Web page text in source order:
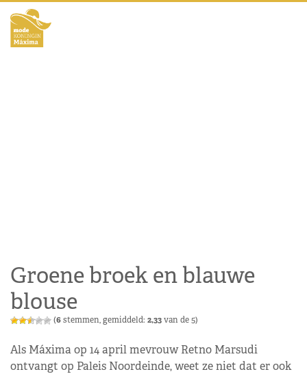
Groene broek en blauwe
blouse
(6stemmen, gemiddeld: 2,33van de 5)
Als Máxima op 14 april mevrouw Retno Marsudi
ontvangt op Paleis Noordeinde, weet ze niet dat er ook